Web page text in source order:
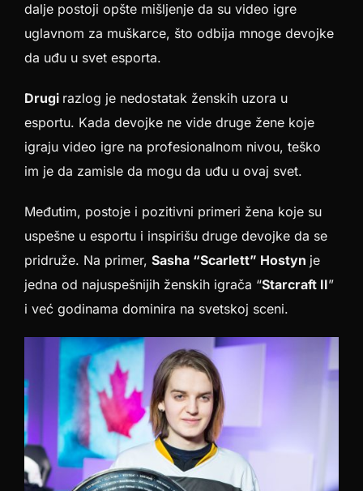
dalje postoji opšte mišljenje da su video igre
uglavnom za muškarce, što odbija mnoge devojke
da uđu u svet esporta.
Drugi razlog je nedostatak ženskih uzora u
esportu. Kada devojke ne vide druge žene koje
igraju video igre na profesionalnom nivou, teško
im je da zamisle da mogu da uđu u ovaj svet.
Međutim, postoje i pozitivni primeri žena koje su
uspešne u esportu i inspirišu druge devojke da se
pridruže. Na primer, Sasha “Scarlett” Hostyn je
jedna od najuspešnijih ženskih igrača “Starcraft II”
i već godinama dominira na svetskoj sceni.